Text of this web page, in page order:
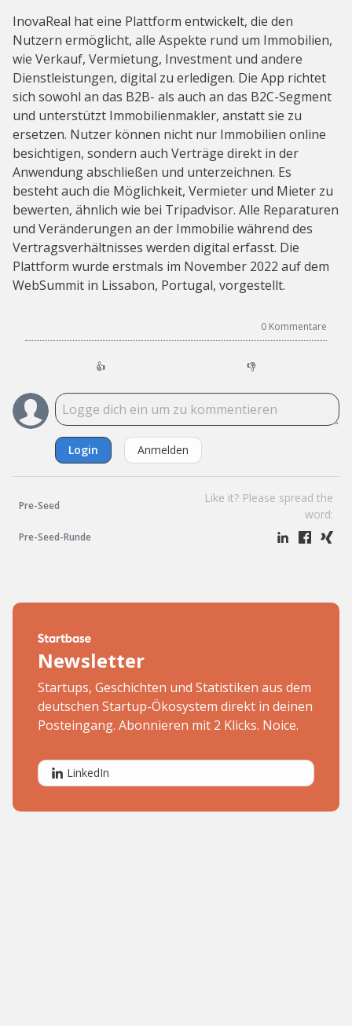
InovaReal hat eine Plattform entwickelt, die den
Nutzern ermöglicht, alle Aspekte rund um Immobilien,
wie Verkauf, Vermietung, Investment und andere
Dienstleistungen, digital zu erledigen. Die App richtet
sich sowohl an das B2B- als auch an das B2C-Segment
und unterstützt Immobilienmakler, anstatt sie zu
ersetzen. Nutzer können nicht nur Immobilien online
besichtigen, sondern auch Verträge direkt in der
Anwendung abschließen und unterzeichnen. Es
besteht auch die Möglichkeit, Vermieter und Mieter zu
bewerten, ähnlich wie bei Tripadvisor. Alle Reparaturen
und Veränderungen an der Immobilie während des
Vertragsverhältnisses werden digital erfasst. Die
Plattform wurde erstmals im November 2022 auf dem
WebSummit in Lissabon, Portugal, vorgestellt.
0 Kommentare
👍 👎
Login Anmelden
Pre-Seed
Pre-Seed-Runde
Like it? Please spread the
word:
Newsletter
Startups, Geschichten und Statistiken aus dem
deutschen Startup-Ökosystem direkt in deinen
Posteingang. Abonnieren mit 2 Klicks. Noice.
LinkedIn